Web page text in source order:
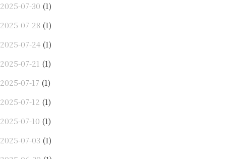
2025-07-30 (1)
2025-07-28 (1)
2025-07-24 (1)
2025-07-21 (1)
2025-07-17 (1)
2025-07-12 (1)
2025-07-10 (1)
2025-07-03 (1)